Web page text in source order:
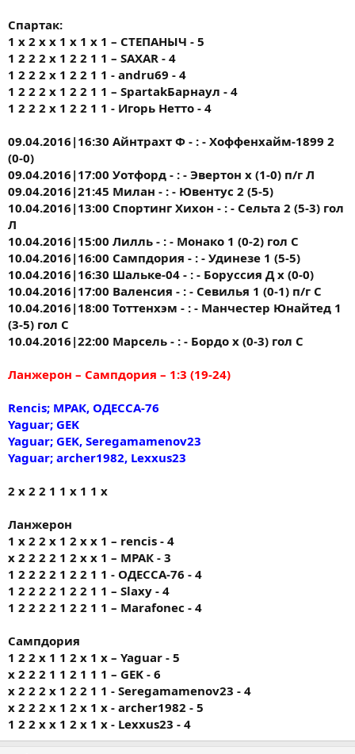
Спартак:
1 х 2 х х 1 х 1 х 1 – СТЕПАНЫЧ - 5
1 2 2 2 х 1 2 2 1 1 – SAXAR - 4
1 2 2 2 х 1 2 2 1 1 - andru69 - 4
1 2 2 2 х 1 2 2 1 1 – SpartakБарнаул - 4
1 2 2 2 х 1 2 2 1 1 - Игорь Нетто - 4
09.04.2016|16:30 Айнтрахт Ф - : - Хоффенхайм-1899 2
(0-0)
09.04.2016|17:00 Уотфорд - : - Эвертон х (1-0) п/г Л
09.04.2016|21:45 Милан - : - Ювентус 2 (5-5)
10.04.2016|13:00 Спортинг Хихон - : - Сельта 2 (5-3) гол
Л
10.04.2016|15:00 Лилль - : - Монако 1 (0-2) гол С
10.04.2016|16:00 Сампдория - : - Удинезе 1 (5-5)
10.04.2016|16:30 Шальке-04 - : - Боруссия Д х (0-0)
10.04.2016|17:00 Валенсия - : - Севилья 1 (0-1) п/г С
10.04.2016|18:00 Тоттенхэм - : - Манчестер Юнайтед 1
(3-5) гол С
10.04.2016|22:00 Марсель - : - Бордо х (0-3) гол С
Ланжерон – Сампдория – 1:3 (19-24)
Rencis; МРАК, ОДЕССА-76
Yaguar; GEK
Yaguar; GEK, Seregamamenov23
Yaguar; archer1982, Lexxus23
2 х 2 2 1 1 х 1 1 х
Ланжерон
1 x 2 2 x 1 2 x x 1 – rencis - 4
х 2 2 2 2 1 2 х х 1 – МРАК - 3
1 2 2 2 2 1 2 2 1 1 - ОДЕССА-76 - 4
1 2 2 2 2 1 2 2 1 1 – Slaxy - 4
1 2 2 2 2 1 2 2 1 1 – Marafonec - 4
Сампдория
1 2 2 x 1 1 2 x 1 x – Yaguar - 5
x 2 2 2 1 1 2 1 1 1 – GEK - 6
x 2 2 2 x 1 2 2 1 1 - Seregamamenov23 - 4
x 2 2 2 x 1 2 x 1 x - archer1982 - 5
1 2 2 x x 1 2 x 1 x - Lexxus23 - 4